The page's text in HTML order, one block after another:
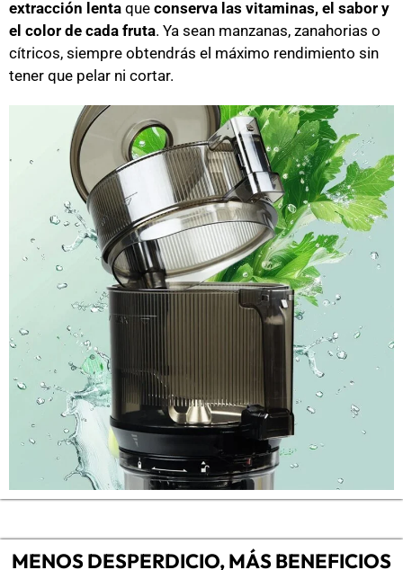
extracción lenta que conserva las vitaminas, el sabor y
el color de cada fruta. Ya sean manzanas, zanahorias o
cítricos, siempre obtendrás el máximo rendimiento sin
tener que pelar ni cortar.
MENOS DESPERDICIO, MÁS BENEFICIOS